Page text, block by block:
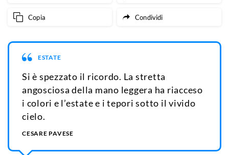
Copia Condividi
ESTATE
Si è spezzato il ricordo. La stretta
angosciosa della mano leggera ha riacceso
i colori e l’estate e i tepori sotto il vivido
cielo.
CESARE PAVESE